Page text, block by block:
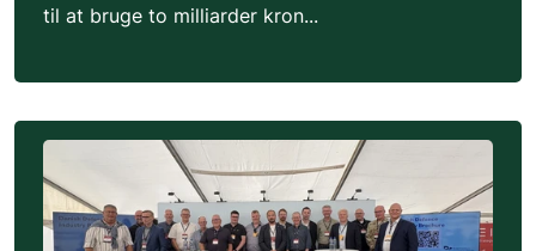
til at bruge to milliarder kron...